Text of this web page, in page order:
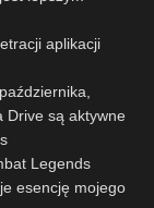
aplikacji
Drive są aktywne
Legends
esencję mojego